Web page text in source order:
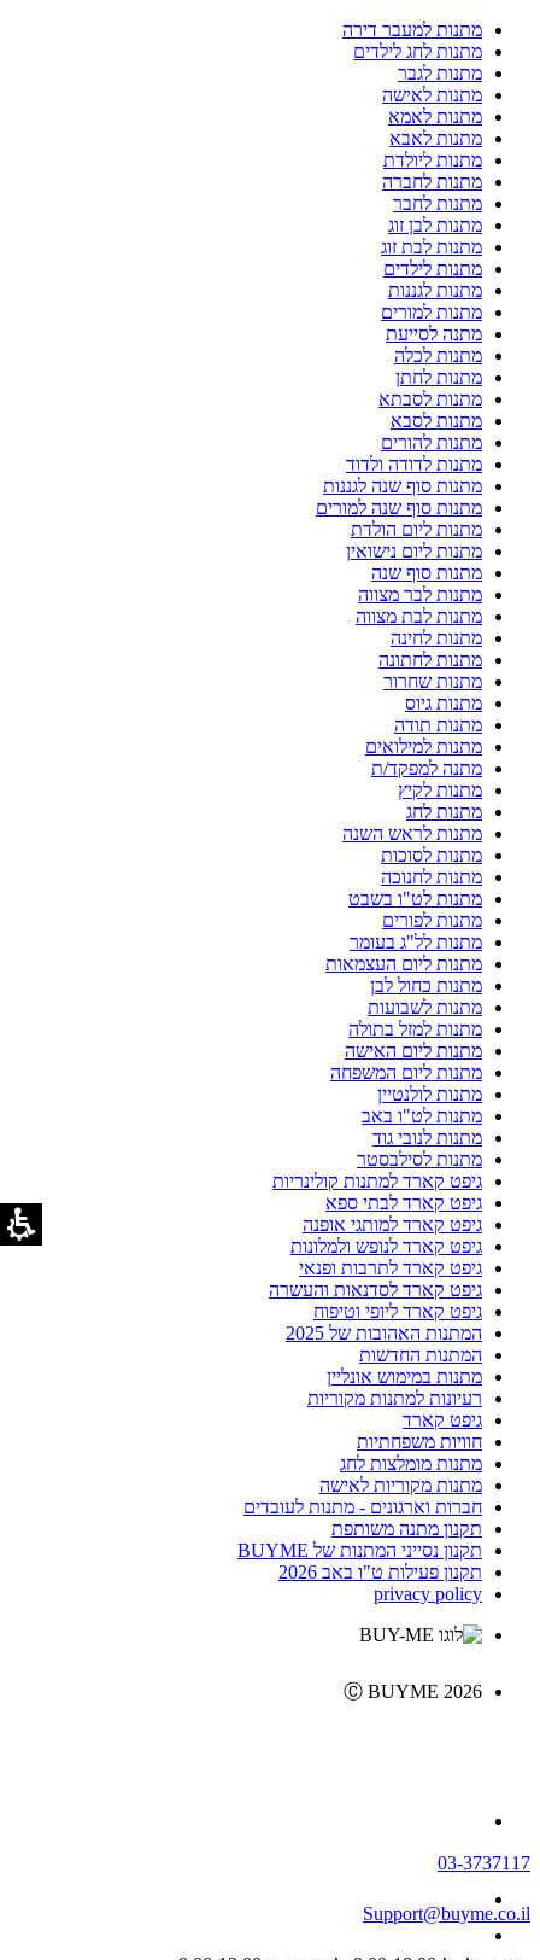
מתנות למעבר דירה
מתנות לחג לילדים
מתנות לגבר
מתנות לאישה
מתנות לאמא
מתנות לאבא
מתנות ליולדת
מתנות לחברה
מתנות לחבר
מתנות לבן זוג
מתנות לבת זוג
מתנות לילדים
מתנות לגננות
מתנות למורים
מתנה לסייעת
מתנות לכלה
מתנות לחתן
מתנות לסבתא
מתנות לסבא
מתנות להורים
מתנות לדודה ולדוד
מתנות סוף שנה לגננות
מתנות סוף שנה למורים
מתנות ליום הולדת
מתנות ליום נישואין
מתנות סוף שנה
מתנות לבר מצווה
מתנות לבת מצווה
מתנות לחינה
מתנות לחתונה
מתנות שחרור
מתנות גיוס
מתנות תודה
מתנות למילואים
מתנה למפקד/ת
מתנות לקיץ
מתנות לחג
מתנות לראש השנה
מתנות לסוכות
מתנות לחנוכה
מתנות לט"ו בשבט
מתנות לפורים
מתנות לל"ג בעומר
מתנות ליום העצמאות
מתנות כחול לבן
מתנות לשבועות
מתנות למזל בתולה
מתנות ליום האישה
מתנות ליום המשפחה
מתנות לולנטיין
מתנות לט"ו באב
מתנות לנובי גוד
מתנות לסילבסטר
גיפט קארד למתנות קולינריות
גיפט קארד לבתי ספא
גיפט קארד למותגי אופנה
גיפט קארד לנופש ולמלונות
גיפט קארד לתרבות ופנאי
גיפט קארד לסדנאות והעשרה
גיפט קארד ליופי וטיפוח
המתנות האהובות של 2025
המתנות החדשות
מתנות במימוש אונליין
רעיונות למתנות מקוריות
גיפט קארד
חוויות משפחתיות
מתנות מומלצות לחג
מתנות מקוריות לאישה
חברות וארגונים - מתנות לעובדים
תקנון מתנה משותפת
תקנון נסייני המתנות של BUYME
תקנון פעילות ט"ו באב 2026
privacy policy
Ⓒ BUYME 2026
03-3737117
Support@buyme.co.il